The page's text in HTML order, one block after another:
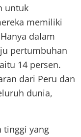
untuk
memiliki
dalam
pertumbuhan
14 persen.
dari Peru dan
dunia,
tinggi yang